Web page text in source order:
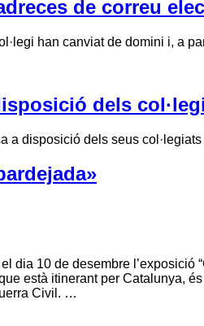
de correu
han canviat de domini i, a
dels
a disposició dels seus
dia 10 de desembre
està itinerant per Catalunya,
Civil. …